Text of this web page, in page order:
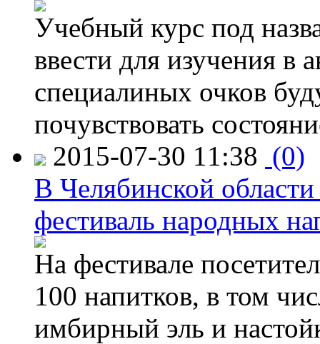
Учебный курс под
ввести для изучения
специалиных очков
почувствовать
2015-07-30 11:38 (0)
В Челябинской
фестиваль народных
На фестивале
100 напитков, в том
имбирный эль и